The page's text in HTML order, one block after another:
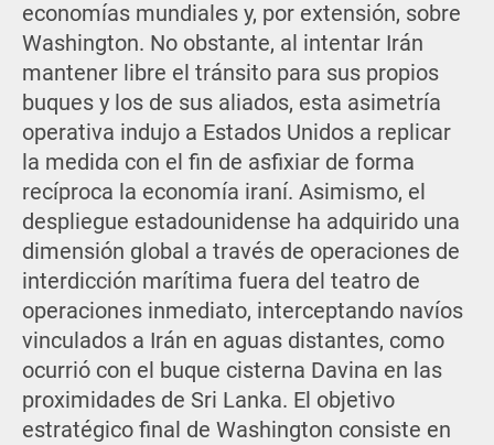
economías mundiales y, por extensión, sobre
Washington. No obstante, al intentar Irán
mantener libre el tránsito para sus propios
buques y los de sus aliados, esta asimetría
operativa indujo a Estados Unidos a replicar
la medida con el fin de asfixiar de forma
recíproca la economía iraní. Asimismo, el
despliegue estadounidense ha adquirido una
dimensión global a través de operaciones de
interdicción marítima fuera del teatro de
operaciones inmediato, interceptando navíos
vinculados a Irán en aguas distantes, como
ocurrió con el buque cisterna Davina en las
proximidades de Sri Lanka. El objetivo
estratégico final de Washington consiste en